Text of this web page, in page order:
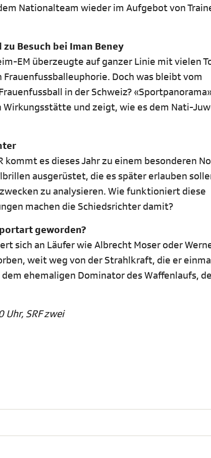
Nationalteam wieder im Aufgebot von
Besuch bei Iman Beney
EM überzeugte auf ganzer Linie mit vielen
Doch was bleibt vom
in der Schweiz?
und zeigt, wie es dem Nati-
kommt es dieses Jahr zu einem besonderen
ausgerüstet, die es später erlauben
zu analysieren. Wie funktioniert diese
machen die Schiedsrichter damit?
geworden?
sich an Läufer wie Albrecht Moser oder
weit weg von der Strahlkraft, die er
ehemaligen Dominator des Waffenlaufs,
SRF zwei